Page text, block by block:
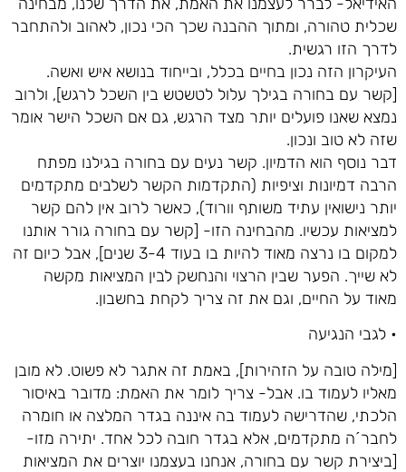
שכלית טהורה, ומתוך ההבנה שכך הכי נכון, לאהוב ולהתחבר
לדרך הזו רגשית.
העיקרון הזה נכון בחיים בכלל, ובייחוד בנושא איש ואשה.
[קשר עם בחורה בגילך עלול לטשטש בין השכל לרגש], ולרוב
נמצא שאנו פועלים יותר מצד הרגש, גם אם השכל הישר אומר
שזה לא טוב ונכון.
דבר נוסף הוא הדמיון. קשר נעים עם בחורה בגילנו מפתח
הרבה דמיונות וציפיות (התקדמות הקשר לשלבים מתקדמים
יותר נישואין עתיד משותף וורוד), כאשר לרוב אין להם קשר
למציאות עכשיו. מהבחינה הזו- [קשר עם בחורה גורר אותנו
למקום בו נרצה מאוד להיות בו בעוד 3-4 שנים], אבל כיום זה
לא שייך. הפער שבין הרצוי והנחשק לבין המציאות מקשה
מאוד על החיים, וגם את זה צריך לקחת בחשבון.
• לגבי הנגיעה
[מילה טובה על הזהירות], באמת זה אתגר לא פשוט. לא מובן
מאליו לעמוד בו. אבל- צריך לומר את האמת: מדובר באיסור
הלכתי, שהדרישה לעמוד בה איננה בגדר המלצה או חומרה
לחבר´ה מתקדמים, אלא בגדר חובה לכל אחד. יתירה מזו-
[ביצירת קשר עם בחורה, אנחנו בעצמנו יוצרים את המציאות